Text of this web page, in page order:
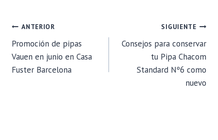
NAVEGACIÓN
DE
ENTRADAS
ANTERIOR
Promoción de pipas
Vauen en junio en Casa
Fuster Barcelona
SIGUIENTE
Consejos para conservar
tu Pipa Chacom
Standard Nº6 como
nuevo